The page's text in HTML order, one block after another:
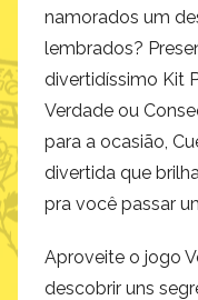
namorados um
lembrados?
divertidíssimo Kit
Verdade ou
para a ocasião,
divertida que
pra você passar
Aproveite o jogo
descobrir uns